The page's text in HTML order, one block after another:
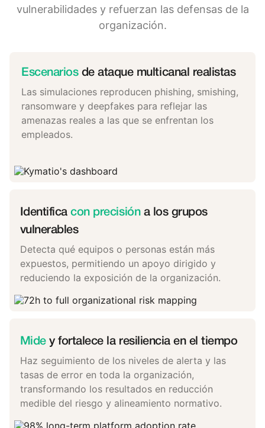
vulnerabilidades y refuerzan las defensas de la
organización.
Escenariosde ataque multicanal realistas
Las simulaciones reproducen phishing, smishing,
ransomware y deepfakes para reflejar las
amenazas reales a las que se enfrentan los
empleados.
Identificacon precisióna los grupos
vulnerables
Detecta qué equipos o personas están más
expuestos, permitiendo un apoyo dirigido y
reduciendo la exposición de la organización.
Midey fortalece la resiliencia en el tiempo
Haz seguimiento de los niveles de alerta y las
tasas de error en toda la organización,
transformando los resultados en reducción
medible del riesgo y alineamiento normativo.